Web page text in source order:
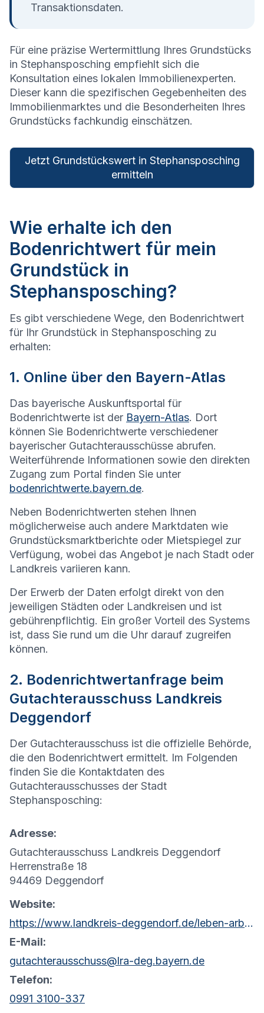
Transaktionsdaten.
Für eine präzise Wertermittlung Ihres Grundstücks
in Stephansposching empfiehlt sich die
Konsultation eines lokalen Immobilienexperten.
Dieser kann die spezifischen Gegebenheiten des
Immobilienmarktes und die Besonderheiten Ihres
Grundstücks fachkundig einschätzen.
Jetzt Grundstückswert in Stephansposching
ermitteln
Wie erhalte ich den
Bodenrichtwert für mein
Grundstück in
Stephansposching?
Es gibt verschiedene Wege, den Bodenrichtwert
für Ihr Grundstück in Stephansposching zu
erhalten:
1. Online über den Bayern-Atlas
Das bayerische Auskunftsportal für
Bodenrichtwerte ist der Bayern-Atlas. Dort
können Sie Bodenrichtwerte verschiedener
bayerischer Gutachterausschüsse abrufen.
Weiterführende Informationen sowie den direkten
Zugang zum Portal finden Sie unter
bodenrichtwerte.bayern.de.
Neben Bodenrichtwerten stehen Ihnen
möglicherweise auch andere Marktdaten wie
Grundstücksmarktberichte oder Mietspiegel zur
Verfügung, wobei das Angebot je nach Stadt oder
Landkreis variieren kann.
Der Erwerb der Daten erfolgt direkt von den
jeweiligen Städten oder Landkreisen und ist
gebührenpflichtig. Ein großer Vorteil des Systems
ist, dass Sie rund um die Uhr darauf zugreifen
können.
2. Bodenrichtwertanfrage beim
Gutachterausschuss Landkreis
Deggendorf
Der Gutachterausschuss ist die offizielle Behörde,
die den Bodenrichtwert ermittelt. Im Folgenden
finden Sie die Kontaktdaten des
Gutachterausschusses der Stadt
Stephansposching:
Adresse:
Gutachterausschuss Landkreis Deggendorf
Herrenstraße 18
94469 Deggendorf
Website:
https://www.landkreis-deggendorf.de/leben-arbeiten/bauen/bauamt/?wertermittlung-gutachterausschuss&orga=74032
E-Mail:
gutachterausschuss@lra-deg.bayern.de
Telefon:
0991 3100-337